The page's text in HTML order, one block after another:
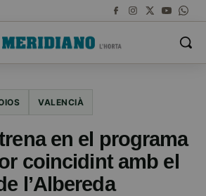
VALENCIÀ
en el programa
coincidint amb el
l’Albereda